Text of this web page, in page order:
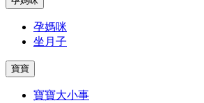
孕媽咪
坐月子
寶寶
寶寶大小事